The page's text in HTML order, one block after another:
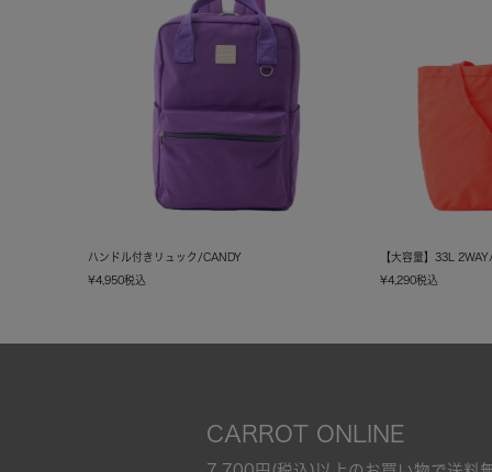
ハンドル付きリュック/CANDY
¥4,950税込
【大容量】33L
¥4,290税込
CARROT ONLINE